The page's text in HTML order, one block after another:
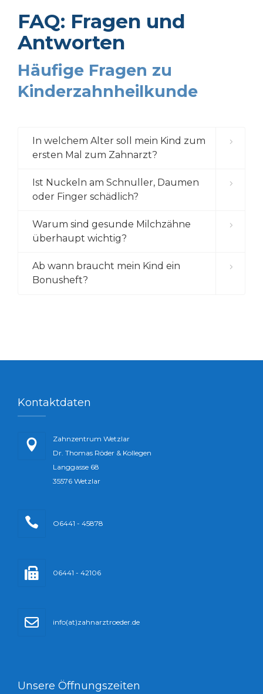
FAQ: Fragen und
Antworten
Häufige Fragen zu
Kinderzahnheilkunde
In welchem Alter soll mein Kind zum
ersten Mal zum Zahnarzt?
Ist Nuckeln am Schnuller, Daumen
oder Finger schädlich?
Warum sind gesunde Milchzähne
überhaupt wichtig?
Ab wann braucht mein Kind ein
Bonusheft?
Kontaktdaten
Zahnzentrum Wetzlar
Dr. Thomas Röder & Kollegen
Langgasse 68
35576 Wetzlar
O6441 - 45878
06441 - 42106
info(at)zahnarztroeder.de
Unsere Öffnungszeiten